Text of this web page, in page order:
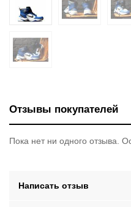
Отзывы покупателей
Пока нет ни одного отзыва.
Написать отзыв